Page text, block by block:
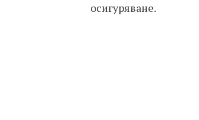
осигуряване.